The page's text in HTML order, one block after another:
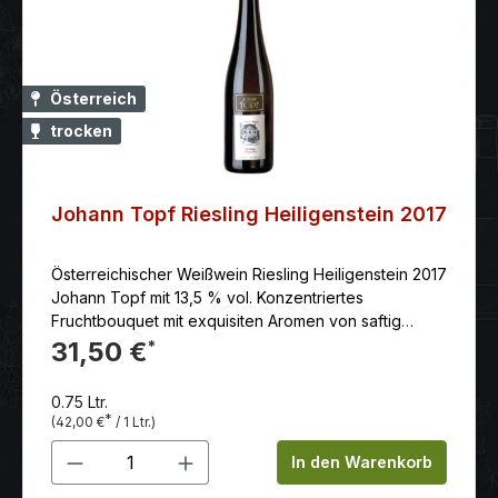
Österreich
trocken
Johann Topf Riesling Heiligenstein 2017
Österreichischer Weißwein Riesling Heiligenstein 2017
Johann Topf mit 13,5 % vol. Konzentriertes
Fruchtbouquet mit exquisiten Aromen von saftig
gereiften Aprikosen Geschmack: mächtig mit
kraftvoller Fülle und beeindruckender Tiefe am
enorm langlebig mit beeindruckendem Potenzial - ein
wahres Kunstwerk von einem Wein, der die ganze
Größe seiner Herkunft widerspiegelt!
Serviervorschlag: zu edlen Fischgerichten und
31,50 €*
0.75 Ltr.
(42,00 €* / 1 Ltr.)
Produkt Anzahl: Gib denIn den Warenkorb